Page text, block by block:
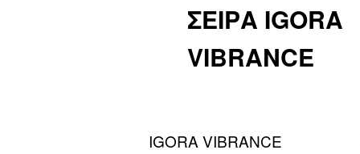
ΣΕΙΡΑ IGORA
VIBRANCE
IGORA VIBRANCE